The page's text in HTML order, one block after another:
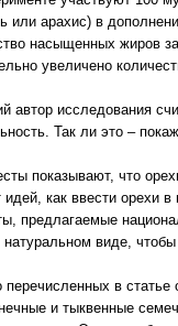
или арахис) в
насыщенных жиров
увеличено
автор исследования
Так ли это –
показывают, что
идей, как ввести орехи
предлагаемые
натуральном виде,
в
и тыквенные